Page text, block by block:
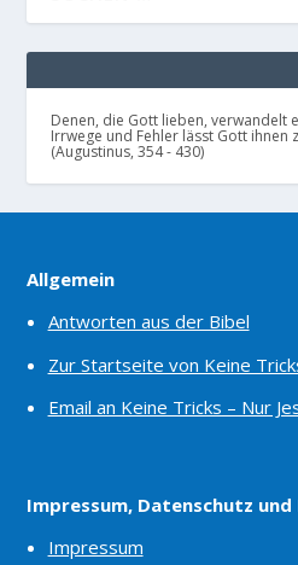
Denen, die Gott lieben, verwandelt
Irrwege und Fehler lässt Gott ihnen
(Augustinus, 354 - 430)
Allgemein
Antworten aus der Bibel
Zur Startseite von Keine
Email an Keine Tricks – Nur
Impressum, Datenschutz
Impressum